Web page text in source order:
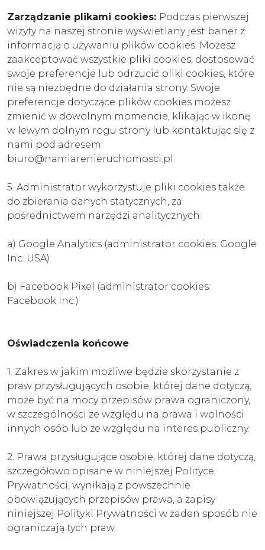
Zarządzanie plikami cookies: Podczas pierwszej
wizyty na naszej stronie wyświetlany jest baner z
informacją o używaniu plików cookies. Możesz
zaakceptować wszystkie pliki cookies, dostosować
swoje preferencje lub odrzucić pliki cookies, które
nie są niezbędne do działania strony. Swoje
preferencje dotyczące plików cookies możesz
zmienić w dowolnym momencie, klikając w ikonę
w lewym dolnym rogu strony lub kontaktując się z
nami pod adresem
biuro@namiarenieruchomosci.pl.
5. Administrator wykorzystuje pliki cookies także
do zbierania danych statycznych, za
pośrednictwem narzędzi analitycznych:
a) Google Analytics (administrator cookies: Google
Inc. USA)
b) Facebook Pixel (administrator cookies:
Facebook Inc.)
Oświadczenia końcowe
1. Zakres w jakim możliwe będzie skorzystanie z
praw przysługujących osobie, której dane dotyczą,
może być na mocy przepisów prawa ograniczony,
w szczególności ze względu na prawa i wolności
innych osób lub ze względu na interes publiczny.
2. Prawa przysługujące osobie, której dane dotyczą,
szczegółowo opisane w niniejszej Polityce
Prywatności, wynikają z powszechnie
obowiązujących przepisów prawa, a zapisy
niniejszej Polityki Prywatności w żaden sposób nie
ograniczają tych praw.